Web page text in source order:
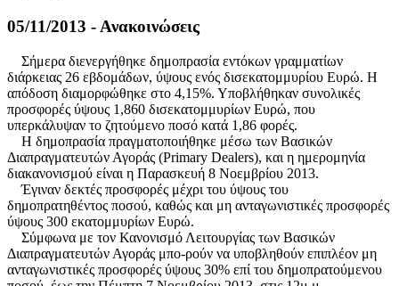
05/11/2013 - Ανακοινώσεις
Σήμερα διενεργήθηκε δημοπρασία εντόκων γραμματίων
διάρκειας 26 εβδομάδων, ύψους ενός δισεκατομμυρίου Ευρώ. Η
απόδοση διαμορφώθηκε στο 4,15%. Υποβλήθηκαν συνολικές
προσφορές ύψους 1,860 δισεκατομμυρίων Ευρώ, που
υπερκάλυψαν το ζητούμενο ποσό κατά 1,86 φορές.
Η δημοπρασία πραγματοποιήθηκε μέσω των Βασικών
Διαπραγματευτών Αγοράς (Primary Dealers), και η ημερομηνία
διακανονισμού είναι η Παρασκευή 8 Νοεμβρίου 2013.
Έγιναν δεκτές προσφορές μέχρι του ύψους του
δημοπρατηθέντος ποσού, καθώς και μη ανταγωνιστικές προσφορές
ύψους 300 εκατομμυρίων Ευρώ.
Σύμφωνα με τον Κανονισμό Λειτουργίας των Βασικών
Διαπραγματευτών Αγοράς μπο-ρούν να υποβληθούν επιπλέον μη
ανταγωνιστικές προσφορές ύψους 30% επί του δημοπρατούμενου